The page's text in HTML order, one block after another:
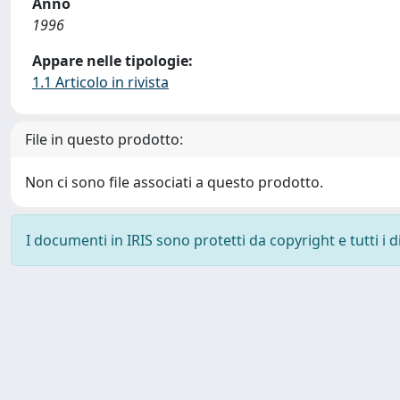
1996
Appare nelle tipologie:
1.1 Articolo in rivista
File in questo prodotto:
Non ci sono file associati a questo prodotto.
I documenti in IRIS sono protetti da copyright e tutti i